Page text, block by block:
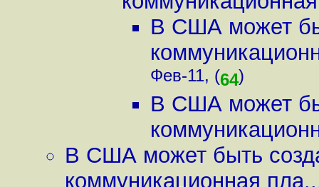
В США может
Фев-11, (64)
В США может
В США может быть
коммуникационная